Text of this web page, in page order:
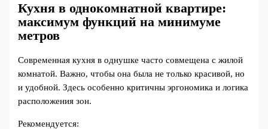
Кухня в однокомнатной квартире:
максимум функций на минимуме
метров
Современная кухня в однушке часто совмещена с жилой
комнатой. Важно, чтобы она была не только красивой, но
и удобной. Здесь особенно критичны эргономика и логика
расположения зон.
Рекомендуется: